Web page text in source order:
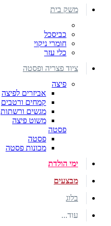
משק בית
כביסכל
חומרי ניקוי
כלי עזר
ציוד פצריה ופסטה
פיצה
אביזרים לפיצה
קמחים ורטבים
מגשים ורשתות
משוט פיצה
פסטה
פסטה
מכונות פסטה
ימי הולדת
מבצעים
בלוג
עוד...